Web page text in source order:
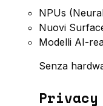
NPUs
Nuovi
Modelli AI-
Senza